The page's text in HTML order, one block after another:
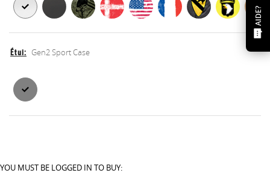
AIDE?
Étui Gen2 Sport Case
YOU MUST BE LOGGED IN TO BUY: